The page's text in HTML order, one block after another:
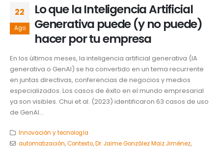
22
Ago
Lo que la Inteligencia Artificial
Generativa puede (y no puede)
hacer por tu empresa
En los últimos meses, la inteligencia artificial generativa (IA
generativa o GenAI) se ha convertido en un tema recurrente
en juntas directivas, conferencias de negocios y medios
especializados. Los casos de éxito en el mundo empresarial
ya son visibles. Chui et al. (2023) identificaron 63 casos de uso
de GenAI...
Innovación y tecnología
automatización,Contexto,Dr. Jaime González Maiz Jiménez,